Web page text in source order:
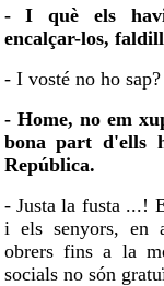
- I què els
encalçar-los,
- I vosté no ho sap?
- Home, no em
bona part d'ells
República.
- Justa la fusta ...!
i els senyors, en
obrers fins a la
socials no són